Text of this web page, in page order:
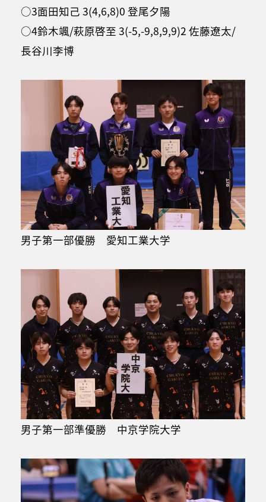
○3面田知己 3(4,6,8)0 登尾夕陽
○4鈴木颯/萩原啓至 3(-5,-9,8,9,9)2 佐藤遼太/
長谷川李博
男子第一部優勝 愛知工業大学
男子第一部準優勝 中京学院大学